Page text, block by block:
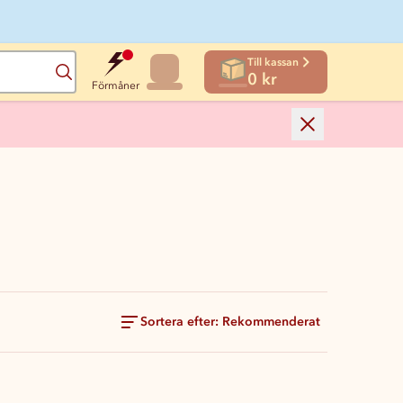
Sök
Förmåner
Till kassan
0 kr
Sortera efter: Rekommenderat